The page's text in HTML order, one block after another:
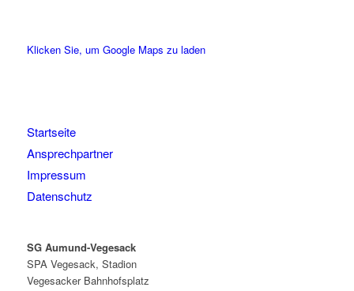
Klicken Sie, um Google Maps zu laden
Startseite
Ansprechpartner
Impressum
Datenschutz
SG Aumund-Vegesack
SPA Vegesack, Stadion
Vegesacker Bahnhofsplatz